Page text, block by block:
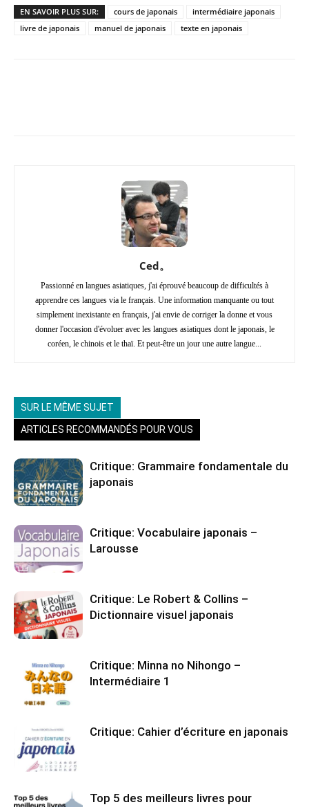
EN SAVOIR PLUS SUR: cours de japonais
intermédiaire japonais
livre de japonais
manuel de japonais texte en japonais
Ced。
Passionné en langues asiatiques, j'ai éprouvé beaucoup de difficultés à
apprendre ces langues via le français. Une information manquante ou tout
simplement inexistante en français, j'ai envie de corriger la donne et vous
donner l'occasion d'évoluer avec les langues asiatiques dont le japonais, le
coréen, le chinois et le thaï. Et peut-être un jour une autre langue...
SUR LE MÊME SUJET
ARTICLES RECOMMANDÉS POUR VOUS
Critique: Grammaire fondamentale du
japonais
Critique: Vocabulaire japonais –
Larousse
Critique: Le Robert & Collins –
Dictionnaire visuel japonais
Critique: Minna no Nihongo –
Intermédiaire 1
Critique: Cahier d’écriture en japonais
Top 5 des meilleurs livres pour